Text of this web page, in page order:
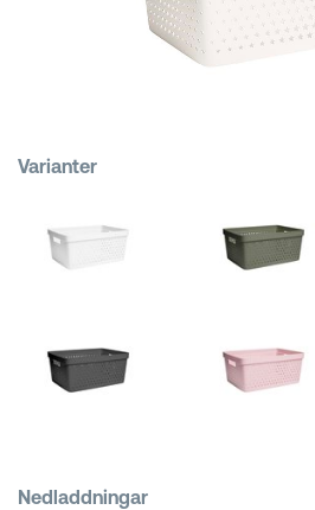
Kundkorgar
Varianter
Nedladdningar